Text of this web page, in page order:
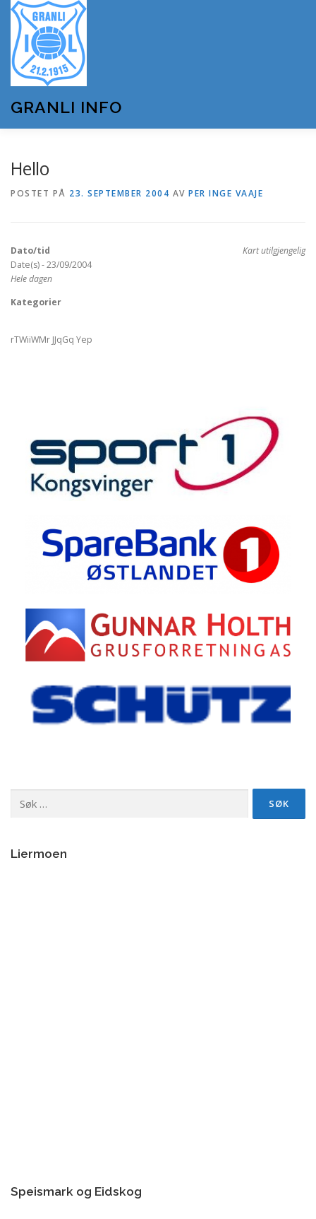
innhold
GRANLI INFO
OM GRANLI INFO
Hello
POSTET PÅ 23. SEPTEMBER 2004 AV PER INGE VAAJE
Kart utilgjengelig
Dato/tid
Date(s) - 23/09/2004
Hele dagen
Kategorier
rTWiiWMr JJqGq Yep
etter:
Liermoen
Speismark og Eidskog